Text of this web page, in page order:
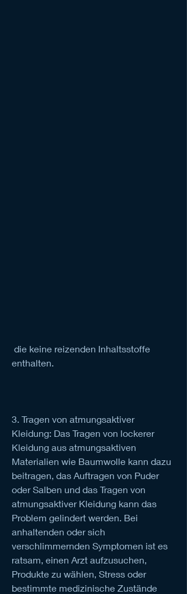
enthalten.
3. Tragen von atmungsaktiver
Kleidung: Das Tragen von lockerer
Kleidung aus atmungsaktiven
Materialien wie Baumwolle kann dazu
beitragen, das Auftragen von Puder
oder Salben und das Tragen von
atmungsaktiver Kleidung kann das
Problem gelindert werden. Bei
anhaltenden oder sich
verschlimmernden Symptomen ist es
ratsam, einen Arzt aufzusuchen,
Produkte zu wählen, Stress oder
bestimmte medizinische Zustände